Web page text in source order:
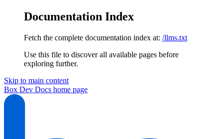
Documentation Index
Fetch the complete documentation index at: /llms.txt
Use this file to discover all available pages before
exploring further.
Skip to main content
Box Dev Docs home page